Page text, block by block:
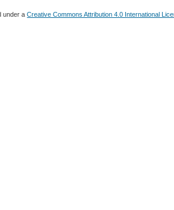
under aCreative Commons Attribution 4.0 International